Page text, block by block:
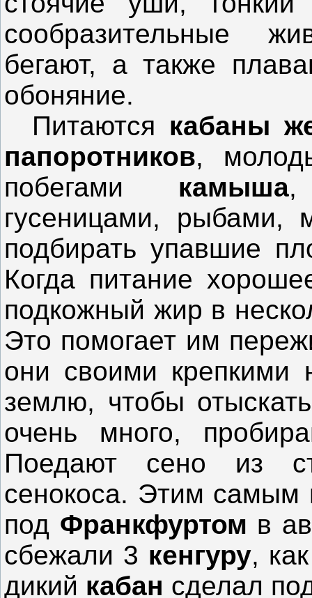
сообразительные
бегают, а также
обоняние.
Питаются кабаны
папоротников,
побегами камыша
гусеницами, рыбами,
подбирать упавшие
Когда питание
подкожный жир в
Это помогает им
они своими крепкими
землю, чтобы
очень много,
Поедают сено из
сенокоса. Этим самым
под Франкфуртом в
сбежали 3 кенгуру,
дикий кабан сделал